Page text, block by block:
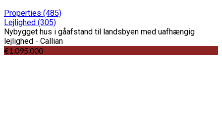
Properties (485)
Lejlighed (305)
Nybygget hus i gåafstand til landsbyen med uafhængig
lejlighed - Callian
€1.095.000